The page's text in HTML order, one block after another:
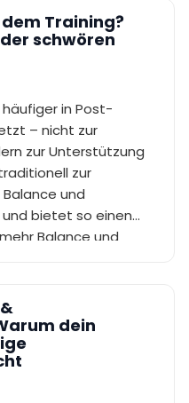
Training?
schwören
in Post-
– nicht zur
zur Unterstützung
zur
und
bietet so einen
Balance und
dein